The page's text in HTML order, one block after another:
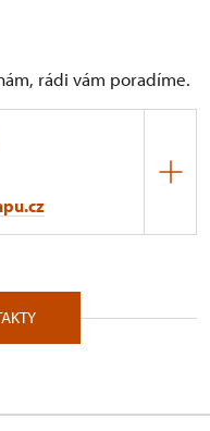
rádi vám poradíme.
67902